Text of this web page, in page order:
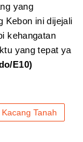
yang
Kebon ini dijejali
kehangatan
yang tepat ya
E10)
Tanah